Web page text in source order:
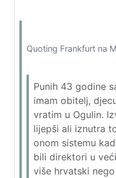
Quoting Frankfurt na
Punih 43 godine
imam obitelj,
vratim u Ogulin.
lijepši ali iznutra
onom sistemu
bili direktori u
više hrvatski